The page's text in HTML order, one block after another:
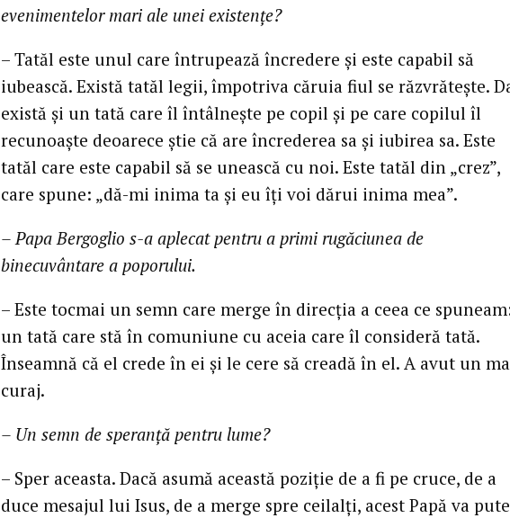
evenimentelor mari ale unei existenţe?
– Tatăl este unul care întrupează încredere şi este capabil să
iubească. Există tatăl legii, împotriva căruia fiul se răzvrăteşte.
există şi un tată care îl întâlneşte pe copil şi pe care copilul îl
recunoaşte deoarece ştie că are încrederea sa şi iubirea sa. Este
tatăl care este capabil să se unească cu noi. Este tatăl din „crez”,
care spune: „dă-mi inima ta şi eu îţi voi dărui inima mea”.
– Papa Bergoglio s-a aplecat pentru a primi rugăciunea de
binecuvântare a poporului.
– Este tocmai un semn care merge în direcţia a ceea ce
un tată care stă în comuniune cu aceia care îl consideră tată.
Înseamnă că el crede în ei şi le cere să creadă în el. A avut un
curaj.
– Un semn de speranţă pentru lume?
– Sper aceasta. Dacă asumă această poziţie de a fi pe cruce, de a
duce mesajul lui Isus, de a merge spre ceilalţi, acest Papă va